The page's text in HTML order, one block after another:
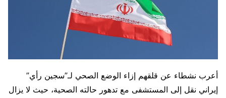
أعرب نشطاء عن قلقهم إزاء الوضع الصحي لـ”سجين رأي”
إيراني نقل إلى المستشفى مع تدهور حالته الصحية، حيث لا يزال